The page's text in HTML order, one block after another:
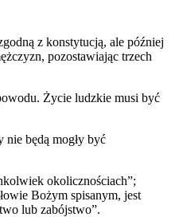
z konstytucją, ale później
pozostawiając trzech
Życie ludzkie musi być
będą mogły być
okolicznościach”;
Bożym spisanym, jest
lub zabójstwo”.